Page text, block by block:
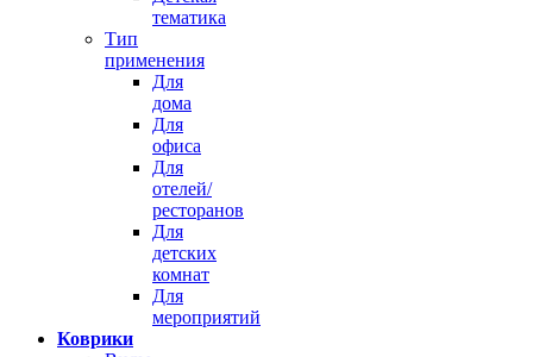
тематика
Тип
применения
Для
дома
Для
офиса
Для
отелей/
ресторанов
Для
детских
комнат
Для
мероприятий
Коврики